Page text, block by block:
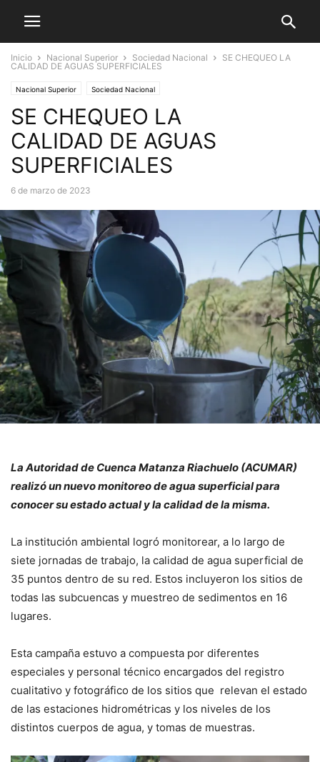
Inicio Nacional Superior Sociedad Nacional
SE CHEQUEO LA
CALIDAD DE AGUAS SUPERFICIALES
Nacional Superior Sociedad Nacional
SE CHEQUEO LA
CALIDAD DE AGUAS
SUPERFICIALES
6 de marzo de 2023
La Autoridad de Cuenca Matanza Riachuelo (ACUMAR)
realizó un nuevo monitoreo de agua superficial para
conocer su estado actual y la calidad de la misma.
La institución ambiental logró monitorear, a lo largo de
siete jornadas de trabajo, la calidad de agua superficial de
35 puntos dentro de su red. Estos incluyeron los sitios de
todas las subcuencas y muestreo de sedimentos en 16
lugares.
Esta campaña estuvo a compuesta por diferentes
especiales y personal técnico encargados del registro
cualitativo y fotográfico de los sitios que relevan el estado
de las estaciones hidrométricas y los niveles de los
distintos cuerpos de agua, y tomas de muestras.